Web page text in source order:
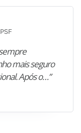
mais seguro
Após o…”